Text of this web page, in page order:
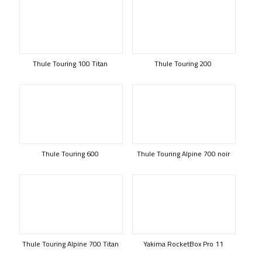
Thule Touring 100 Titan Thule Touring 200
Thule Touring 600 Thule Touring Alpine 700 noir
Thule Touring Alpine 700 Titan Yakima RocketBox Pro 11